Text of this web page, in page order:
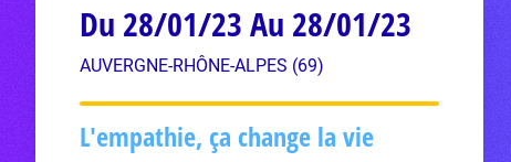
Du 28/01/23 Au 28/01/23
AUVERGNE-RHÔNE-ALPES (69)
L'empathie, ça change la vie